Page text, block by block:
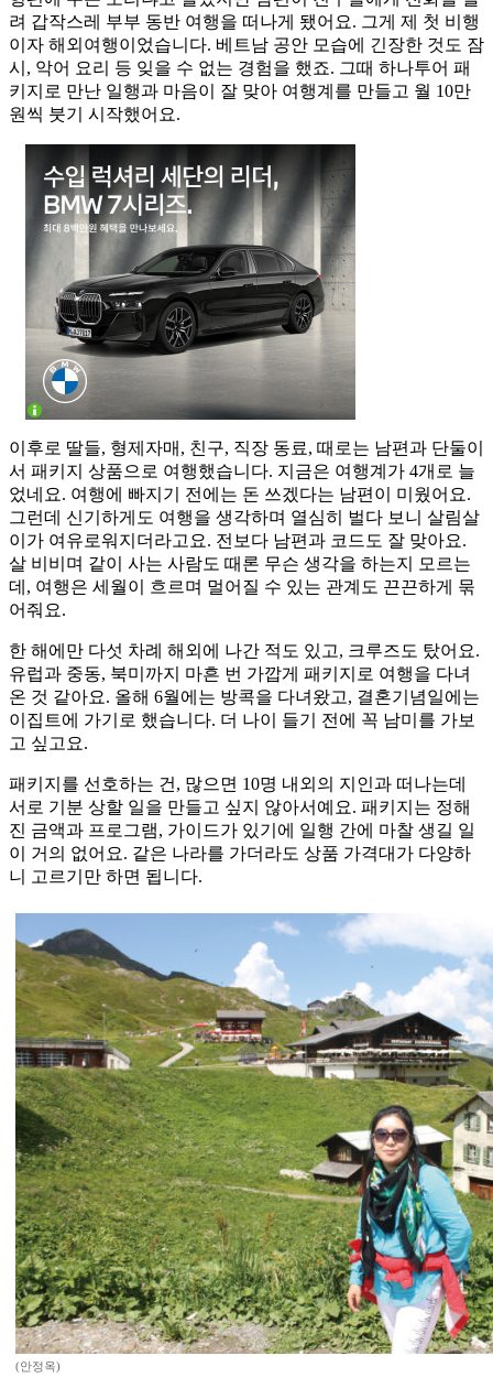
려 갑작스레 부부 동반 여행을 떠나게 됐어요. 그게 제 첫 비행
이자 해외여행이었습니다. 베트남 공안 모습에 긴장한 것도 잠
시, 악어 요리 등 잊을 수 없는 경험을 했죠. 그때 하나투어 패
키지로 만난 일행과 마음이 잘 맞아 여행계를 만들고 월 10만
원씩 붓기 시작했어요.
이후로 딸들, 형제자매, 친구, 직장 동료, 때로는 남편과 단둘이
서 패키지 상품으로 여행했습니다. 지금은 여행계가 4개로 늘
었네요. 여행에 빠지기 전에는 돈 쓰겠다는 남편이 미웠어요.
그런데 신기하게도 여행을 생각하며 열심히 벌다 보니 살림살
이가 여유로워지더라고요. 전보다 남편과 코드도 잘 맞아요.
살 비비며 같이 사는 사람도 때론 무슨 생각을 하는지 모르는
데, 여행은 세월이 흐르며 멀어질 수 있는 관계도 끈끈하게 묶
어줘요.
한 해에만 다섯 차례 해외에 나간 적도 있고, 크루즈도 탔어요.
유럽과 중동, 북미까지 마흔 번 가깝게 패키지로 여행을 다녀
온 것 같아요. 올해 6월에는 방콕을 다녀왔고, 결혼기념일에는
이집트에 가기로 했습니다. 더 나이 들기 전에 꼭 남미를 가보
고 싶고요.
패키지를 선호하는 건, 많으면 10명 내외의 지인과 떠나는데
서로 기분 상할 일을 만들고 싶지 않아서예요. 패키지는 정해
진 금액과 프로그램, 가이드가 있기에 일행 간에 마찰 생길 일
이 거의 없어요. 같은 나라를 가더라도 상품 가격대가 다양하
니 고르기만 하면 됩니다.
(안정옥)